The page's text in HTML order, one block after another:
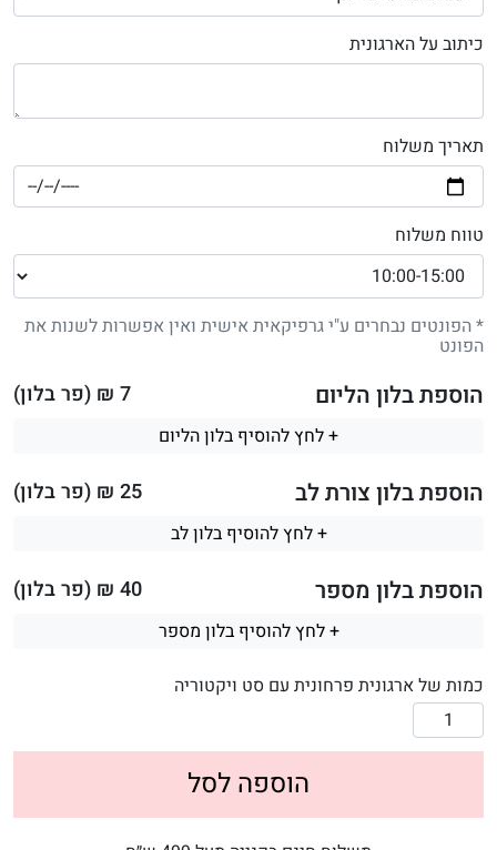
כיתוב על הארגונית
תאריך משלוח
טווח משלוח
* הפונטים נבחרים ע"י גרפיקאית אישית ואין אפשרות לשנות את
הפונט
הוספת בלון הליום 7 ₪ (פר בלון)
+ לחץ להוסיף בלון הליום
הוספת בלון צורת לב 25 ₪ (פר בלון)
+ לחץ להוסיף בלון לב
הוספת בלון מספר 40 ₪ (פר בלון)
+ לחץ להוסיף בלון מספר
כמות של ארגונית פרחונית עם סט ויקטוריה
הוספה לסל